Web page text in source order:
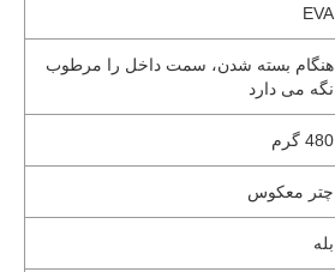
EVA
هنگام بسته شدن، سمت داخل را مرطوب
نگه می دارد
480 گرم
چتر معکوس
بله